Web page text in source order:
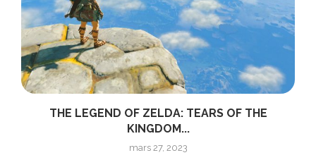
THE LEGEND OF ZELDA: TEARS OF THE
KINGDOM...
mars 27, 2023